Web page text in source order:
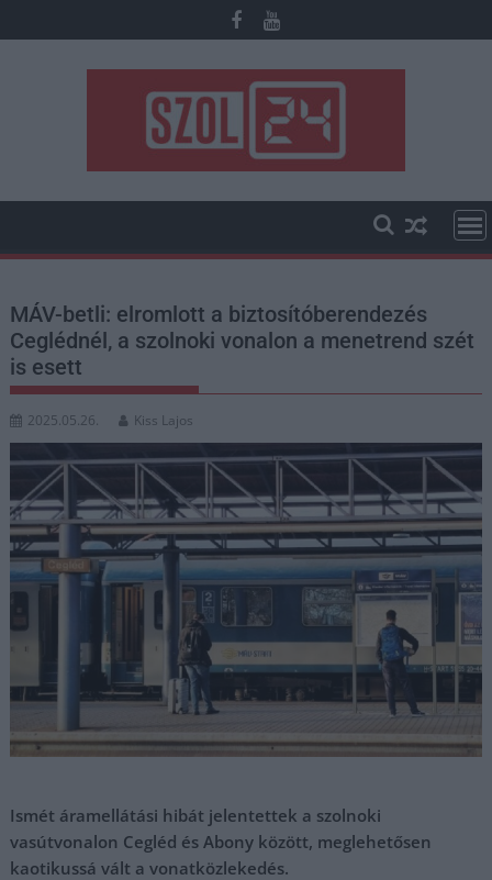
to
MÁV-betli: elromlott a biztosítóberendezés
Ceglédnél, a szolnoki vonalon a menetrend szét
is esett
2025.05.26. Kiss Lajos
Ismét áramellátási hibát jelentettek a szolnoki
vasútvonalon Cegléd és Abony között, meglehetősen
kaotikussá vált a vonatközlekedés.